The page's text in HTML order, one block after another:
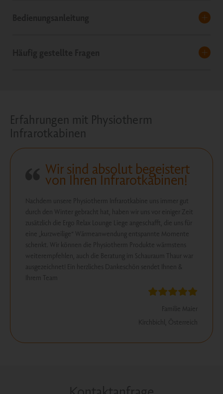
Erfahrungen mit Physiotherm
Infrarotkabinen
Wir sind absolut begeistert
von Ihren Infrarotkabinen!
Nachdem unsere Physiotherm Infrarotkabine uns immer gut
durch den Winter gebracht hat, haben wir uns vor einiger Zeit
zusätzlich die Ergo Relax Lounge Liege angeschafft, die uns für
eine „kurzweilige“ Wärmeanwendung entspannte Momente
schenkt. Wir können die Physiotherm Produkte wärmstens
weiterempfehlen, auch die Beratung im Schauraum Thaur war
ausgezeichnet! Ein herzliches Dankeschön sendet Ihnen &
Ihrem Team
Familie Maier
Kirchbichl, Österreich